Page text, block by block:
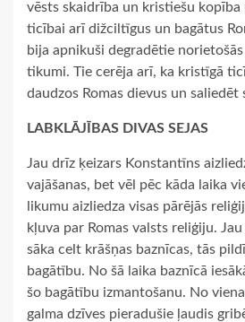
vēsts skaidrība un kristiešu
ticībai arī dižciltīgus un bagātus
bija apnikuši degradētie
tikumi. Tie cerēja arī, ka kristīgā
daudzos Romas dievus un saliedēt
LABKLĀJĪBAS DIVAS SEJAS
Jau drīz ķeizars Konstantīns
vajāšanas, bet vēl pēc kāda laika
likumu aizliedza visas pārējās
kļuva par Romas valsts reliģiju.
sāka celt krāšņas baznīcas, tās
bagātību. No šā laika baznīcā
šo bagātību izmantošanu. No
galma dzīves pieradušie ļaudis